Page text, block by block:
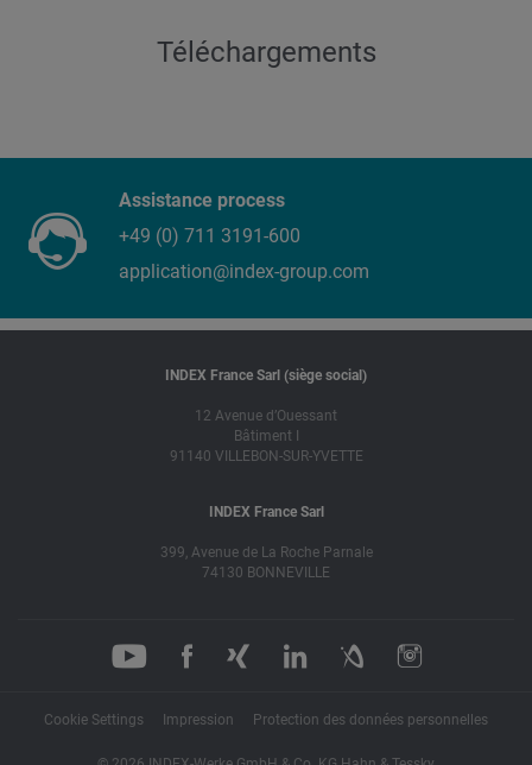
Téléchargements
Assistance process
+49 (0) 711 3191-600
application@index-group.com
INDEX France Sarl (siège social)
12 Avenue d’Ouessant
Bâtiment I
91140 VILLEBON-SUR-YVETTE
INDEX France Sarl
399, Avenue de La Roche Parnale
74130 BONNEVILLE
Cookie Settings Impression Protection des données personnelles